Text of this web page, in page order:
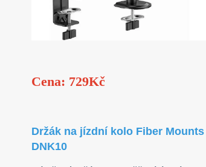
Cena: 729Kč
Držák na jízdní kolo Fiber Mounts
DNK10